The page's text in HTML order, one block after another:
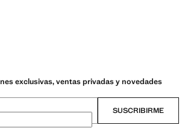
exclusivas, ventas privadas y novedades
SUSCRIBIRME